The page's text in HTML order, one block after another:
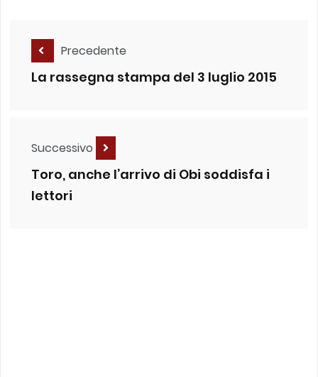
Precedente
La rassegna stampa del 3 luglio 2015
Successivo
Toro, anche l’arrivo di Obi soddisfa i
lettori